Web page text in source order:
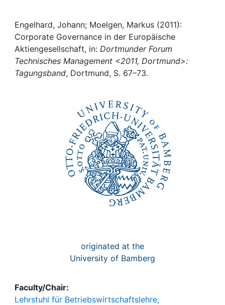
Awards
My FIS
Engelhard, Johann; Moelgen, Markus (2011):
Corporate Governance in der Europäische
Aktiengesellschaft, in: Dortmunder Forum
Technisches Management <2011, Dortmund>:
Tagungsband, Dortmund, S. 67–73.
originated at the
University of Bamberg
Faculty/Chair:
Lehrstuhl für Betriebswirtschaftslehre,